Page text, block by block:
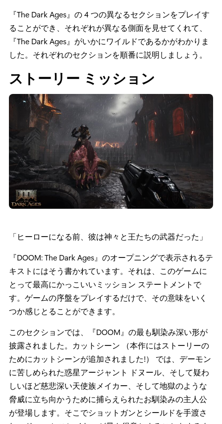
『The Dark Ages』の 4 つの異なるセクションをプレイす
ることができ、それぞれが異なる側面を見せてくれて、
『The Dark Ages』がいかにワイルドであるかがわかりま
した。それぞれのセクションを順番に説明しましょう。
ストーリー ミッション
「ヒーローになる前、彼は神々と王たちの武器だった」
『DOOM: The Dark Ages』のオープニングで表示されるテ
キストにはそう書かれています。それは、このゲームに
とって最高にかっこいいミッション ステートメントで
す。ゲームの序盤をプレイするだけで、その意味をいく
つか感じとることができます。
このセクションでは、『DOOM』の最も馴染み深い形が
披露されました。カットシーン （本作にはストーリーの
ためにカットシーンが追加されました!） では、デーモン
に苦しめられた惑星アージャント ドヌール、そして疑わ
しいほど慈悲深い天使族メイカー、そして地獄のような
脅威に立ち向かうために捕らえられたお馴染みの主人公
が登場します。そこでショットガンとシールドを手渡さ